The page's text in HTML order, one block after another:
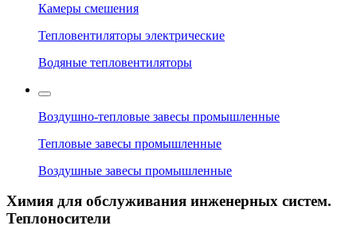
Камеры смешения
Тепловентиляторы электрические
Водяные тепловентиляторы
Воздушно-тепловые завесы промышленные
Тепловые завесы промышленные
Воздушные завесы промышленные
Химия для обслуживания инженерных систем.
Теплоносители